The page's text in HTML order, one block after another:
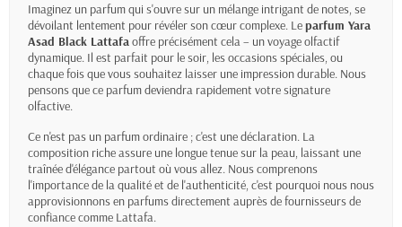
Imaginez un parfum qui s'ouvre sur un mélange intrigant de notes, se
dévoilant lentement pour révéler son cœur complexe. Leparfum Yara
Asad Black Lattafaoffre précisément cela – un voyage olfactif
dynamique. Il est parfait pour le soir, les occasions spéciales, ou
chaque fois que vous souhaitez laisser une impression durable. Nous
pensons que ce parfum deviendra rapidement votre signature
olfactive.
Ce n'est pas un parfum ordinaire ; c'est une déclaration. La
composition riche assure une longue tenue sur la peau, laissant une
traînée d'élégance partout où vous allez. Nous comprenons
l'importance de la qualité et de l'authenticité, c'est pourquoi nous nous
approvisionnons en parfums directement auprès de fournisseurs de
confiance comme Lattafa.